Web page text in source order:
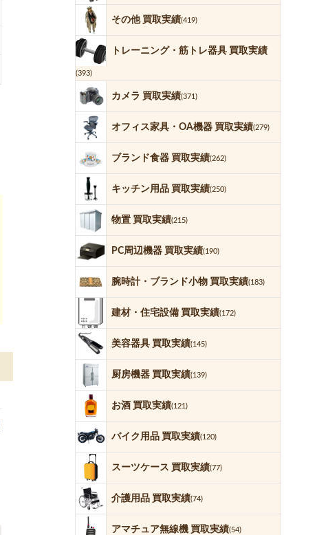
その他 買取実績(419)
トレーニング・筋トレ器具 買取実績
(393)
カメラ 買取実績(371)
オフィス家具・OA機器 買取実績(279)
ブランド食器 買取実績(262)
キッチン用品 買取実績(250)
物置 買取実績(215)
PC周辺機器 買取実績(190)
腕時計・ブランド小物 買取実績(183)
建材・住宅設備 買取実績(172)
美容器具 買取実績(145)
厨房機器 買取実績(139)
お酒 買取実績(121)
バイク用品 買取実績(120)
スーツケース 買取実績(77)
介護用品 買取実績(74)
アマチュア無線機 買取実績(54)